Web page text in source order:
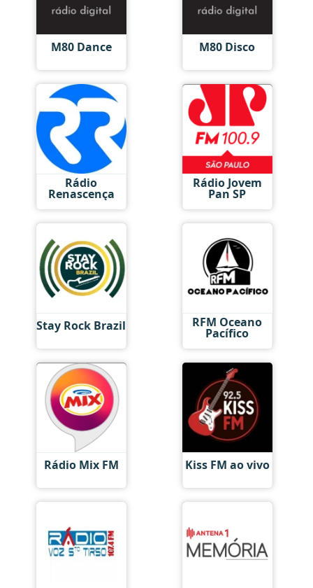
M80 Dance M80 Disco
Rádio
Renascença
Rádio Jovem
Pan SP
Stay Rock Brazil RFM Oceano
Pacífico
Rádio Mix FM Kiss FM ao vivo